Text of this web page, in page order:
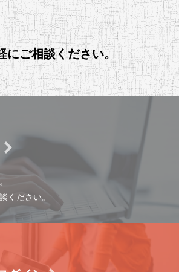
にご相談ください。
ください。